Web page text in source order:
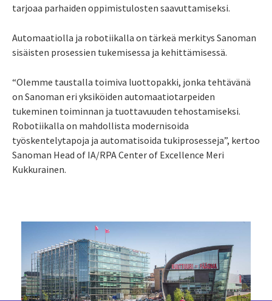
tarjoaa parhaiden oppimistulosten saavuttamiseksi.
Automaatiolla ja robotiikalla on tärkeä merkitys Sanoman
sisäisten prosessien tukemisessa ja kehittämisessä.
“Olemme taustalla toimiva luottopakki, jonka tehtävänä
on Sanoman eri yksiköiden automaatiotarpeiden
tukeminen toiminnan ja tuottavuuden tehostamiseksi.
Robotiikalla on mahdollista modernisoida
työskentelytapoja ja automatisoida tukiprosesseja”, kertoo
Sanoman Head of IA/RPA Center of Excellence Meri
Kukkurainen.